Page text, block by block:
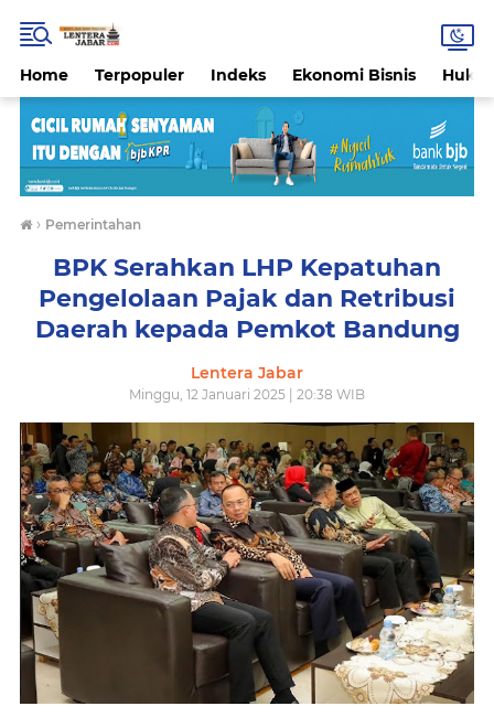
Home Terpopuler Indeks Ekonomi Bisnis
› Pemerintahan
BPK Serahkan LHP Kepatuhan
Pengelolaan Pajak dan Retribusi
Daerah kepada Pemkot Bandung
Lentera Jabar
Minggu, 12 Januari 2025 | 20:38 WIB